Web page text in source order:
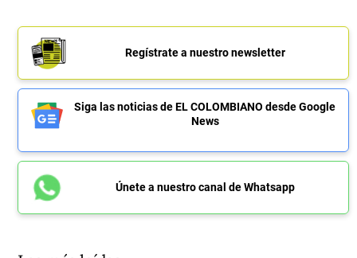
Regístrate a nuestro newsletter
Siga las noticias de EL COLOMBIANO desde Google
News
Únete a nuestro canal de Whatsapp